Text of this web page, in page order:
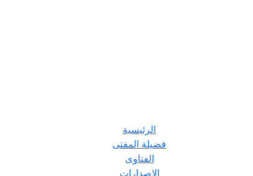
الرئيسية
فضيلة المفتى
الفتاوى
الإصدارات